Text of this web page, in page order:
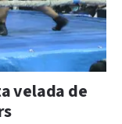
velada de